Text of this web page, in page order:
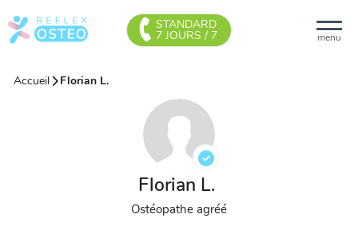
menu
STANDARD
7 JOURS / 7
Accueil Florian L.
Florian L.
Ostéopathe agréé